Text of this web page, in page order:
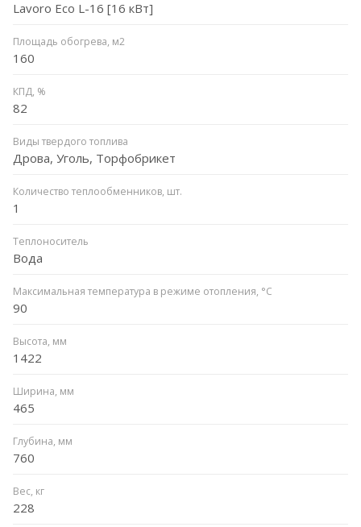
Lavoro Eco L-16 [16 кВт]
Площадь обогрева, м2
160
КПД, %
82
Виды твердого топлива
Дрова, Уголь, Торфобрикет
Количество теплообменников, шт.
1
Теплоноситель
Вода
Максимальная температура в режиме отопления, °C
90
Высота, мм
1422
Ширина, мм
465
Глубина, мм
760
Вес, кг
228